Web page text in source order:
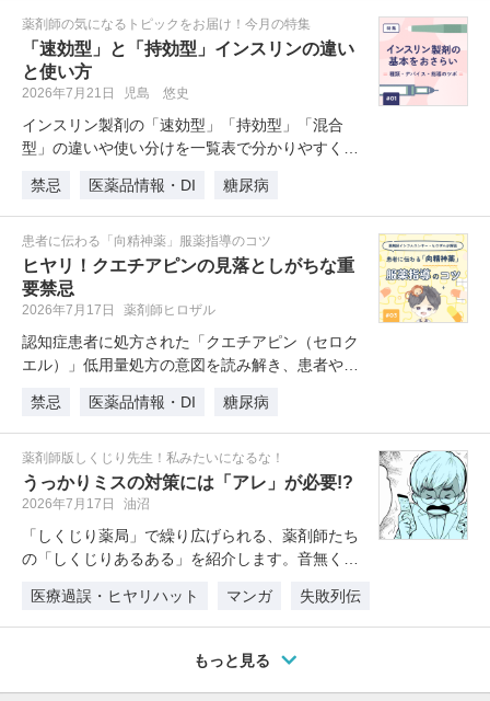
薬剤師の気になるトピックをお届け！今月の特集
「速効型」と「持効型」インスリンの違い
と使い方
2026年7月21日 児島 悠史
インスリン製剤の「速効型」「持効型」「混合
型」の違いや使い分けを一覧表で分かりやすく解
禁忌
医薬品情報・DI 糖尿病
患者に伝わる「向精神薬」服薬指導のコツ
ヒヤリ！クエチアピンの見落としがちな重
要禁忌
2026年7月17日 薬剤師ヒロザル
認知症患者に処方された「クエチアピン（セロク
エル）」低用量処方の意図を読み解き、患者や家
禁忌
医薬品情報・DI 糖尿病
薬剤師版しくじり先生！私みたいになるな！
うっかりミスの対策には「アレ」が必要!?
2026年7月17日 油沼
「しくじり薬局」で繰り広げられる、薬剤師たち
の「しくじりあるある」を紹介します。音無くん
医療過誤・ヒヤリハット
マンガ 失敗列伝
もっと見る